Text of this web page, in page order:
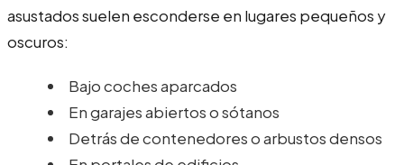
asustados suelen esconderse en lugares pequeños y
oscuros:
Bajo coches aparcados
En garajes abiertos o sótanos
Detrás de contenedores o arbustos densos